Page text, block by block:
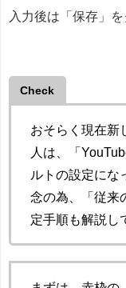
入力後は「保存」
Check
おそらく現在新
人は、「
ルトの設定にな
念の為、「従来
定手順も解説し